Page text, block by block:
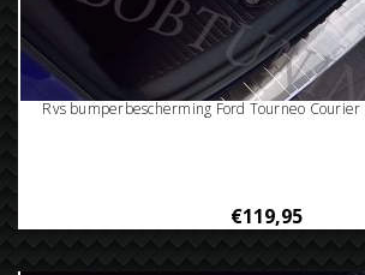
Rvs bumperbescherming Ford Tourneo
€119,95